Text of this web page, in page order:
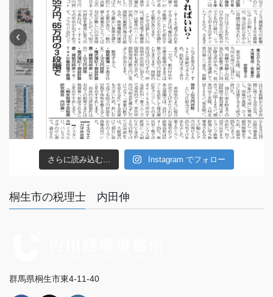
さらに読み込む... Instagram でフォロー
桐生市の税理士 内田伸
群馬県桐生市東4-11-40